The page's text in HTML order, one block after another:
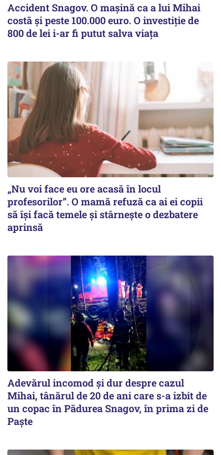
Accident Snagov. O mașină ca a lui Mihai
costă și peste 100.000 euro. O investiție de
800 de lei i-ar fi putut salva viața
„Nu voi face eu ore acasă în locul
profesorilor”. O mamă refuză ca ai ei copii
să își facă temele și stârnește o dezbatere
aprinsă
Adevărul incomod și dur despre cazul
Mihai, tânărul de 20 de ani care s-a izbit de
un copac în Pădurea Snagov, în prima zi de
Paște